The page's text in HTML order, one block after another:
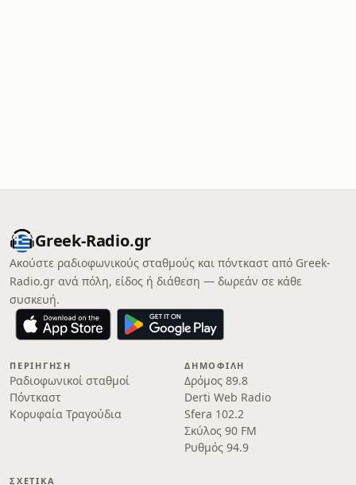
Greek-Radio.gr
Ακούστε ραδιοφωνικούς σταθμούς και πόντκαστ από Greek-
Radio.gr ανά πόλη, είδος ή διάθεση — δωρεάν σε κάθε
συσκευή.
ΠΕΡΙΉΓΗΣΗ
Ραδιοφωνικοί σταθμοί
Πόντκαστ
Κορυφαία Τραγούδια
ΔΗΜΟΦΙΛΉ
Δρόμος 89.8
Derti Web Radio
Sfera 102.2
Σκύλος 90 FM
Ρυθμός 94.9
ΣΧΕΤΙΚΆ